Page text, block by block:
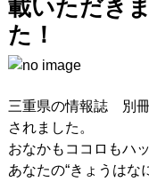
載いただき
三重県の情報誌 別
されました。
おなかもココロもハ
あなたの“きょうはな